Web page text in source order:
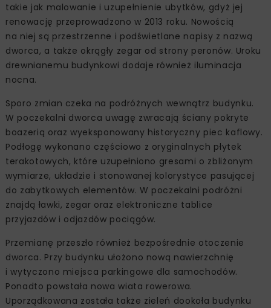
takie jak malowanie i uzupełnienie ubytków, gdyż jej
renowację przeprowadzono w 2013 roku. Nowością
na niej są przestrzenne i podświetlane napisy z nazwą
dworca, a także okrągły zegar od strony peronów. Uroku
drewnianemu budynkowi dodaje również iluminacja
nocna.
Sporo zmian czeka na podróżnych wewnątrz budynku.
W poczekalni dworca uwagę zwracają ściany pokryte
boazerią oraz wyeksponowany historyczny piec kaflowy.
Podłogę wykonano częściowo z oryginalnych płytek
terakotowych, które uzupełniono gresami o zbliżonym
wymiarze, układzie i stonowanej kolorystyce pasującej
do zabytkowych elementów. W poczekalni podróżni
znajdą ławki, zegar oraz elektroniczne tablice
przyjazdów i odjazdów pociągów.
Przemianę przeszło również bezpośrednie otoczenie
dworca. Przy budynku ułożono nową nawierzchnię
i wytyczono miejsca parkingowe dla samochodów.
Ponadto powstała nowa wiata rowerowa.
Uporządkowana została także zieleń dookoła budynku